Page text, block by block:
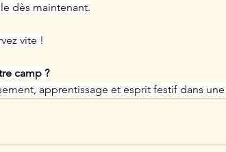
dès maintenant.
vite !
camp ?
apprentissage et esprit festif dans